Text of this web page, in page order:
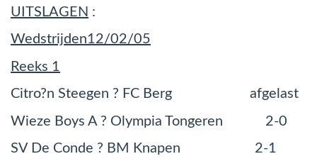
UITSLAGEN :
Wedstrijden12/02/05
Reeks 1
Citro?n Steegen ? FC Berg afgelast
Wieze Boys A ? Olympia Tongeren 2-0
SV De Conde ? BM Knapen 2-1